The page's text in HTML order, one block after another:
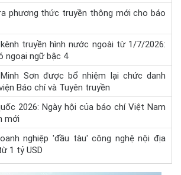
phương thức truyền thông mới cho báo
truyền hình nước ngoài từ 1/7/2026:
ngoại ngữ bậc 4
Minh Sơn được bổ nhiệm lại chức danh
Báo chí và Tuyên truyền
2026: Ngày hội của báo chí Việt Nam
mới
nghiệp 'đầu tàu' công nghệ nội địa
1 tỷ USD